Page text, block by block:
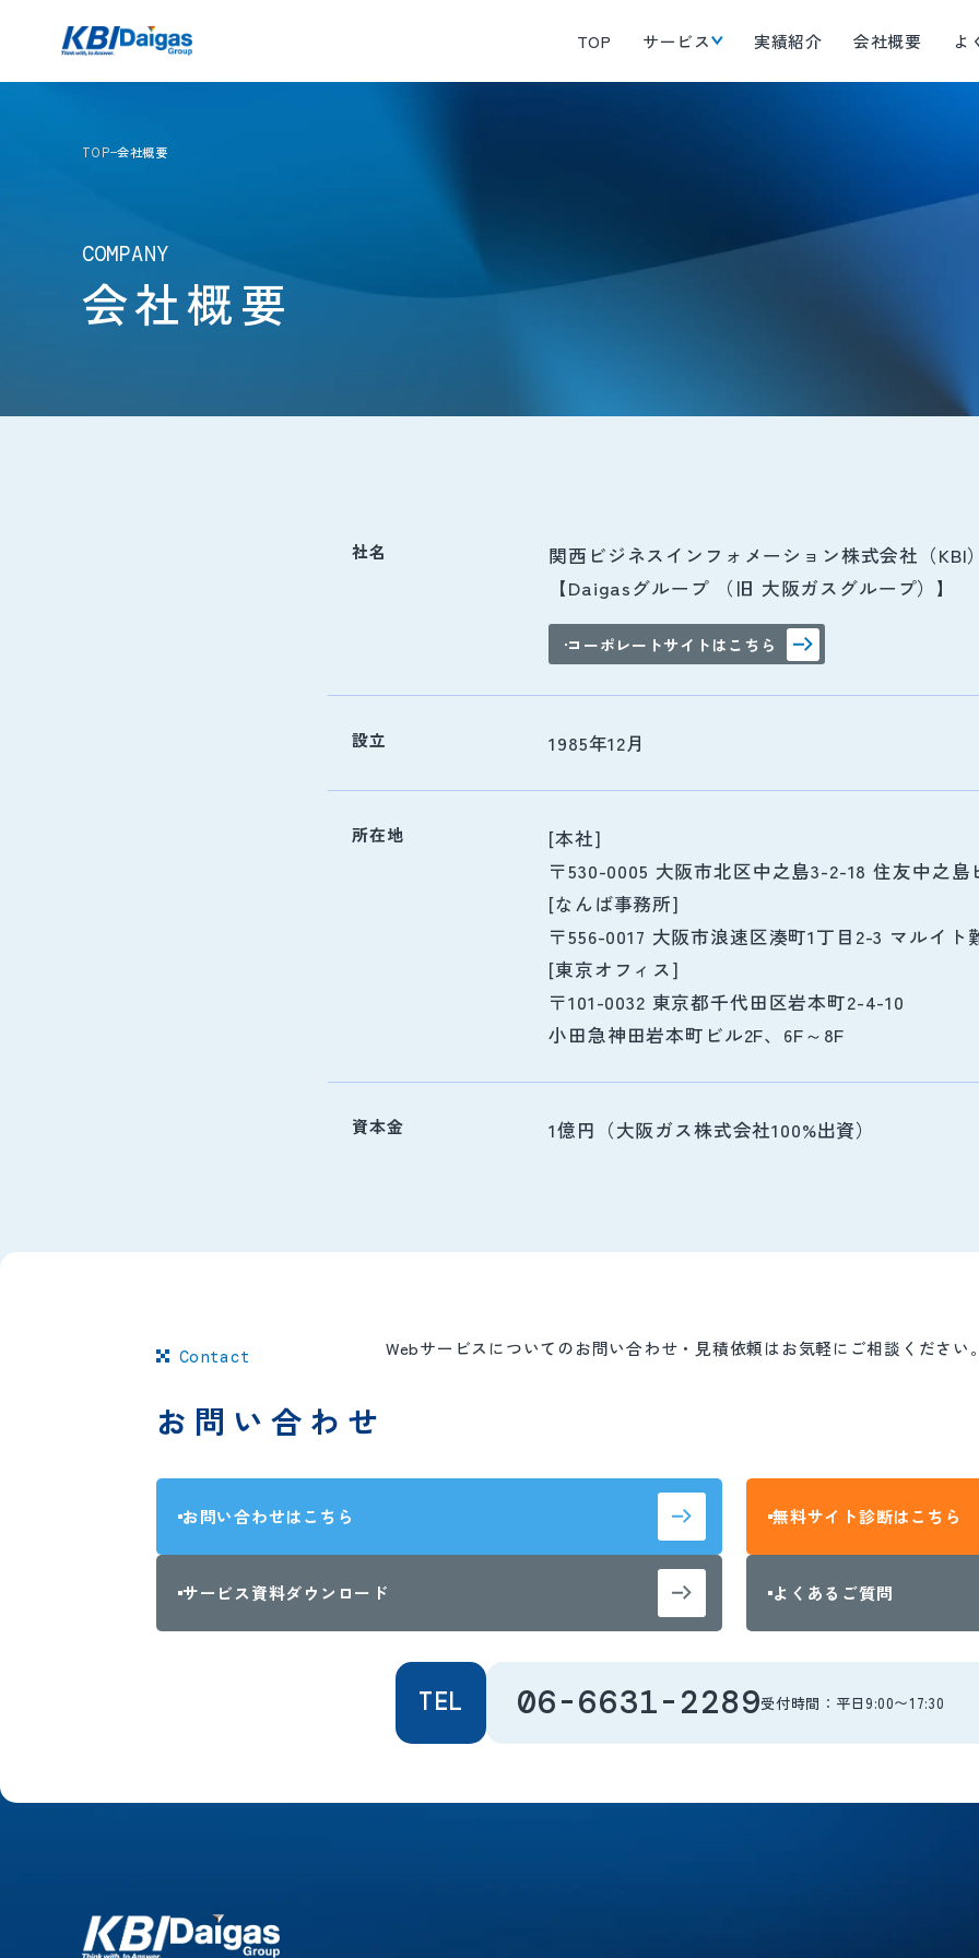
TOP サービス 実績紹介 会社概要 よ
TOP 会社概要
COMPANY
会社概要
社名
関西ビジネスインフォメーション株式会社（KBI
【Daigasグループ （旧 大阪ガスグループ）】
コーポレートサイトはこちら
設立 1985年12月
所在地
[本社]
〒530-0005 大阪市北区中之島3-2-18 住友中之島
[なんば事務所]
〒556-0017 大阪市浪速区湊町1丁目2-3 マルイト
[東京オフィス]
〒101-0032 東京都千代田区岩本町2-4-10
小田急神田岩本町ビル2F、6F～8F
資本金 1億円（大阪ガス株式会社100%出資）
Contact
お問い合わせ
Webサービスについてのお問い合わせ・見積依頼はお気軽にご相談ください
お問い合わせはこちら 無料サイト診断はこちら
サービス資料ダウンロード よくあるご質問
TEL 06-6631-2289受付時間：平日9:00〜17:30